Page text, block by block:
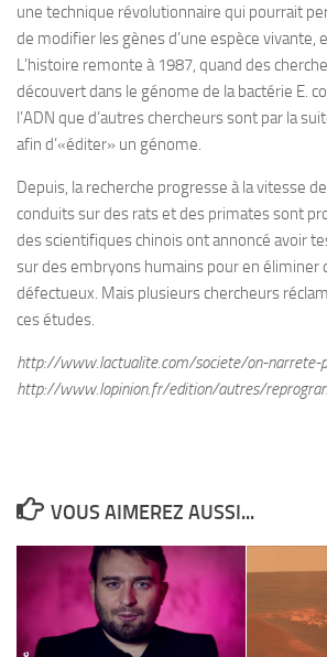
une technique révolutionnaire qui pourrait
de modifier les gènes d’une espèce vivante,
L’histoire remonte à 1987, quand des
découvert dans le génome de la bactérie E.
l’ADN que d’autres chercheurs sont par la
afin d’«éditer» un génome.
Depuis, la recherche progresse à la vitesse de
conduits sur des rats et des primates sont
des scientifiques chinois ont annoncé avoir
sur des embryons humains pour en éliminer
défectueux. Mais plusieurs chercheurs
ces études.
http://www.lactualite.com/societe/on-narrete-
http://www.lopinion.fr/edition/autres/
VOUS AIMEREZ AUSSI...